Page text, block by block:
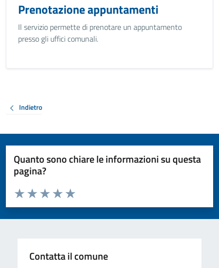
Prenotazione appuntamenti
Il servizio permette di prenotare un appuntamento
presso gli uffici comunali.
Indietro
Quanto sono chiare le informazioni su questa
pagina?
Valuta da 1 a 5 stelle la pagina
Valuta 5 stelle su 5
Valuta 4 stelle su 5
Valuta 3 stelle su 5
Valuta 2 stelle su 5
Valuta 1 stelle su 5
Contatta il comune